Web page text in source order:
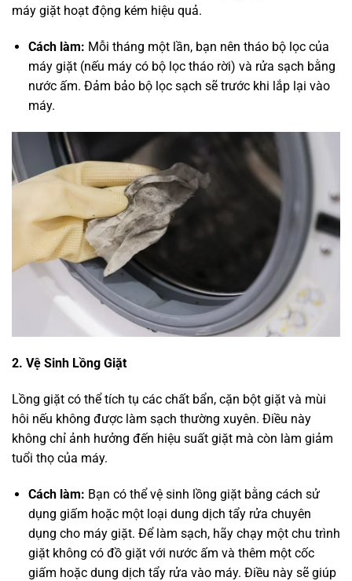
máy giặt hoạt động kém hiệu quả.
Cách làm: Mỗi tháng một lần, bạn nên tháo bộ lọc của
máy giặt (nếu máy có bộ lọc tháo rời) và rửa sạch bằng
nước ấm. Đảm bảo bộ lọc sạch sẽ trước khi lắp lại vào
máy.
2. Vệ Sinh Lồng Giặt
Lồng giặt có thể tích tụ các chất bẩn, cặn bột giặt và mùi
hôi nếu không được làm sạch thường xuyên. Điều này
không chỉ ảnh hưởng đến hiệu suất giặt mà còn làm giảm
tuổi thọ của máy.
Cách làm: Bạn có thể vệ sinh lồng giặt bằng cách sử
dụng giấm hoặc một loại dung dịch tẩy rửa chuyên
dụng cho máy giặt. Để làm sạch, hãy chạy một chu trình
giặt không có đồ giặt với nước ấm và thêm một cốc
giấm hoặc dung dịch tẩy rửa vào máy. Điều này sẽ giúp